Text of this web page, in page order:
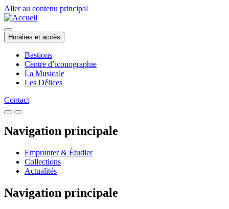
Aller au contenu principal
Horaires et accès
Bastions
Centre d’iconographie
La Musicale
Les Délices
Contact
Navigation principale
Emprunter & Étudier
Collections
Actualités
Navigation principale